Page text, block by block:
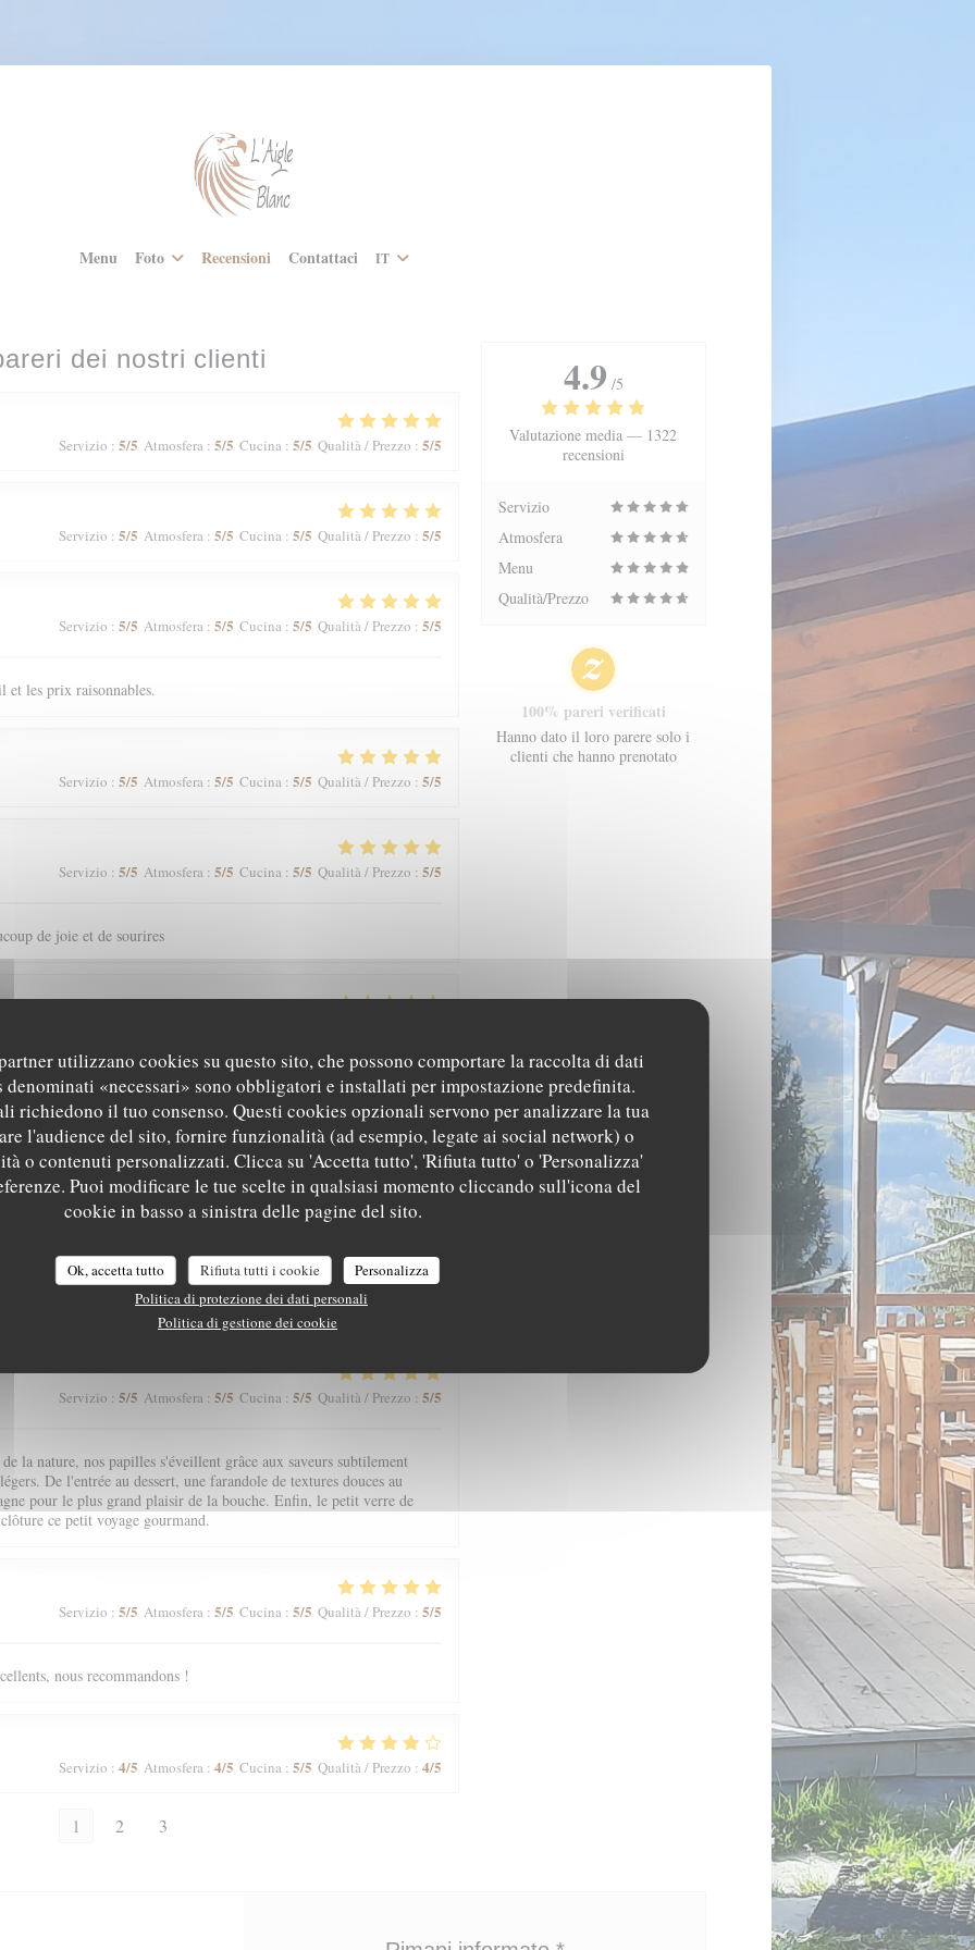
utilizzano cookies su questo sito, che possono comportare la raccolta di dati
«necessari» sono obbligatori e installati per impostazione predefinita.
richiedono il tuo consenso. Questi cookies opzionali servono per analizzare la tua
l'audience del sito, fornire funzionalità (ad esempio, legate ai social network) o
o contenuti personalizzati. Clicca su 'Accetta tutto', 'Rifiuta tutto' o 'Personalizza'
Puoi modificare le tue scelte in qualsiasi momento cliccando sull'icona del
cookie in basso a sinistra delle pagine del sito.
Ok, accetta tutto Rifiuta tutti i cookie
Personalizza
Politica di protezione dei dati personali
Politica di gestione dei cookie
Menu Foto Recensioni Contattaci IT
dei nostri clienti
Servizio : 5/5 Atmosfera: 5/5 Cucina: 5/5 Qualità / Prezzo : 5/5
Servizio : 5/5 Atmosfera: 5/5 Cucina: 5/5 Qualità / Prezzo : 5/5
Servizio : 5/5 Atmosfera: 5/5 Cucina: 5/5 Qualità / Prezzo : 5/5
et les prix raisonnables.
Servizio : 5/5 Atmosfera: 5/5 Cucina: 5/5 Qualità / Prezzo : 5/5
Servizio : 5/5 Atmosfera: 5/5 Cucina: 5/5 Qualità / Prezzo : 5/5
de joie et de sourires
carte qui nous régale toujours. Une mention spéciale aux pâtisseries qui
Servizio 5 Atmosfera : /5 Cucina: Qualità / Prezzo
nature avec une magnifique vue, l’Aigle Blanche vous offre une
et pièce de vieux fondante par exemple). Service agréable. Et petite
à la fin, à goûter impérativement !
Servizio : 5/5 Atmosfera : 5/5 Cucina : 5/5 Qualità / Prezzo : 5/5
la nature, nos papilles s'éveillent grâce aux saveurs subtilement
De l'entrée au dessert, une farandole de textures douces au
pour le plus grand plaisir de la bouche. Enfin, le petit verre de
ce petit voyage gourmand.
Servizio : 5/5 Atmosfera: 5/5 Cucina: 5/5 Qualità / Prezzo : 5/5
nous recommandons !
Servizio : 4/5 Atmosfera: 4/5 Cucina: 5/5 Qualità / Prezzo : 4/5
1 2 3
4.9 /5
Valutazione media — 1322
recensioni
Servizio
Atmosfera
Menu
Qualità/Prezzo
100% pareri verificati
Hanno dato il loro parere solo i
clienti che hanno prenotato